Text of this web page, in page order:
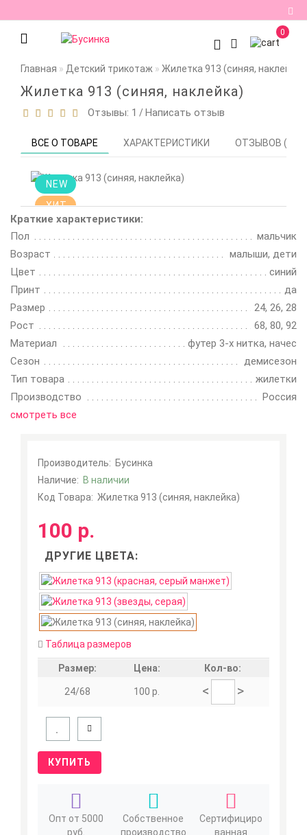
Регистрация
Авторизация
0
Главная Детский трикотаж Жилетка 913 (синяя, наклейка)
Жилетка 913 (синяя, наклейка)
Отзывы: 1 /Написать отзыв
ВСЕ О ТОВАРЕ ХАРАКТЕРИСТИКИ ОТЗЫВОВ (1)
NEW
ХИТ
Цена
описание
Краткие характеристики:
Пол
мальчик
Возраст
малыши, дети
Цвет
синий
Принт
да
Размер
24, 26, 28
Рост
68, 80, 92
Материал
футер 3-х нитка, начес
Сезон
демисезон
Тип товара
жилетки
Производство
Россия
смотреть все
Производитель: Бусинка
Наличие: В наличии
Код Товара: Жилетка 913 (синяя, наклейка)
100 р.
ДРУГИЕ ЦВЕТА:
Таблица размеров
Размер: Цена: Кол-во:
24/68 100 р. < >
КУПИТЬ
Опт от 5000
руб.
Собственное
производство
Сертифициро
ванная